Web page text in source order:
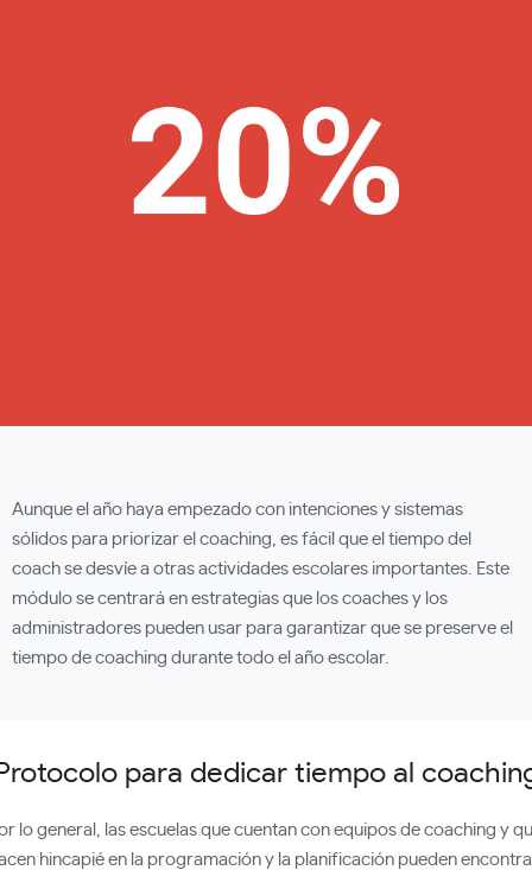
Durante el programa piloto del DLP, el 20% de los profesores
afirmaron que no pudieron encontrar un momento adecuado
para reunirse con su coach. Si deseas obtener más
información, consulta el módulo "
Dedica tiempo al coaching
Aunque el año haya empezado con intenciones y sistemas
sólidos para priorizar el coaching, es fácil que el tiempo del
coach se desvíe a otras actividades escolares importantes. Este
módulo se centrará en estrategias que los coaches y los
administradores pueden usar para garantizar que se preserve el
tiempo de coaching durante todo el año escolar.
para dedicar tiempo al
lo general, las escuelas que cuentan con equipos de coaching y
hincapié en la programación y la planificación pueden